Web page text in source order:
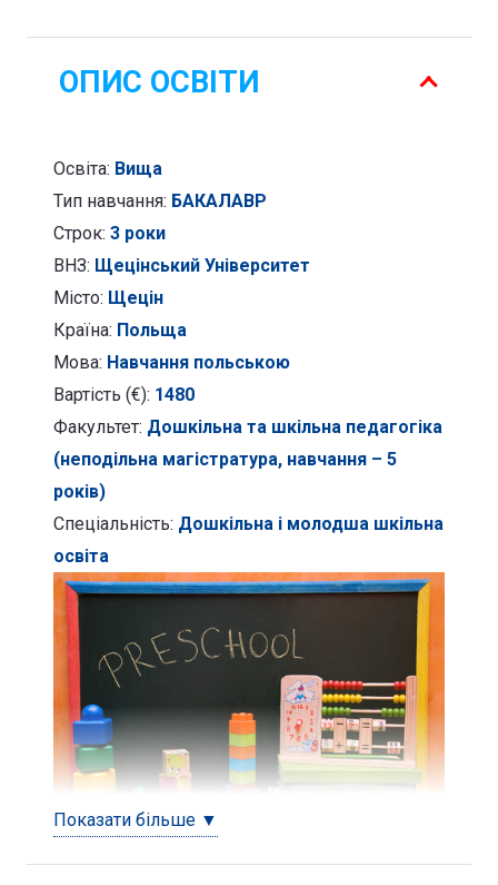
магістратура,
і
ОПИС ОСВІТИ
Освіта: Вища
Тип навчання: БАКАЛАВР
Строк: 3 роки
ВНЗ: Щецінський Університет
Місто: Щецін
Країна: Польща
Мова: Навчання польською
Вартість (€): 1480
Факультет: Дошкільна та шкільна педагогіка
(неподільна магістратура, навчання – 5
років)
Спеціальність: Дошкільна і молодша шкільна
освіта
Показати більше ▼